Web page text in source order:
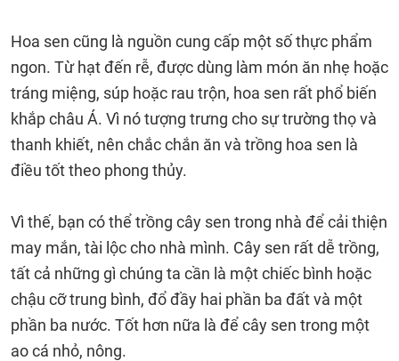
Hoa sen cũng là nguồn cung cấp một số thực phẩm
ngon. Từ hạt đến rễ, được dùng làm món ăn nhẹ hoặc
tráng miệng, súp hoặc rau trộn, hoa sen rất phổ biến
khắp châu Á. Vì nó tượng trưng cho sự trường thọ và
thanh khiết, nên chắc chắn ăn và trồng hoa sen là
điều tốt theo phong thủy.
Vì thế, bạn có thể trồng cây sen trong nhà để cải thiện
may mắn, tài lộc cho nhà mình. Cây sen rất dễ trồng,
tất cả những gì chúng ta cần là một chiếc bình hoặc
chậu cỡ trung bình, đổ đầy hai phần ba đất và một
phần ba nước. Tốt hơn nữa là để cây sen trong một
ao cá nhỏ, nông.